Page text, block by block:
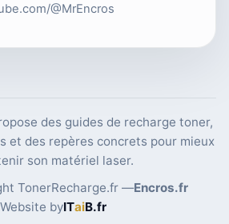
@MrEncros
des guides de recharge toner,
et des repères concrets pour mieux
son matériel laser.
TonerRecharge.fr —Encros.fr
| Website byITaiB.fr